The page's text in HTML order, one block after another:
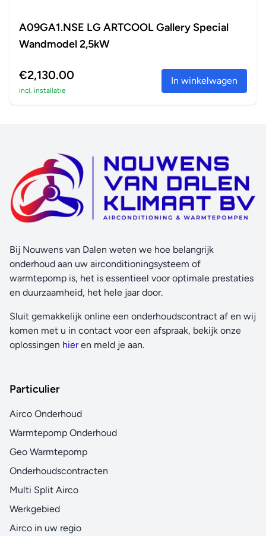
A09GA1.NSE LG ARTCOOL Gallery Special
Wandmodel 2,5kW
€2,130.00
incl. installatie
In winkelwagen
Bij Nouwens van Dalen weten we hoe belangrijk
onderhoud aan uw airconditioningsysteem of
warmtepomp is, het is essentieel voor optimale prestaties
en duurzaamheid, het hele jaar door.
Sluit gemakkelijk online een onderhoudscontract af en wij
komen met u in contact voor een afspraak, bekijk onze
oplossingen hieren meld je aan.
Particulier
Airco Onderhoud
Warmtepomp Onderhoud
Geo Warmtepomp
Onderhoudscontracten
Multi Split Airco
Werkgebied
Airco in uw regio